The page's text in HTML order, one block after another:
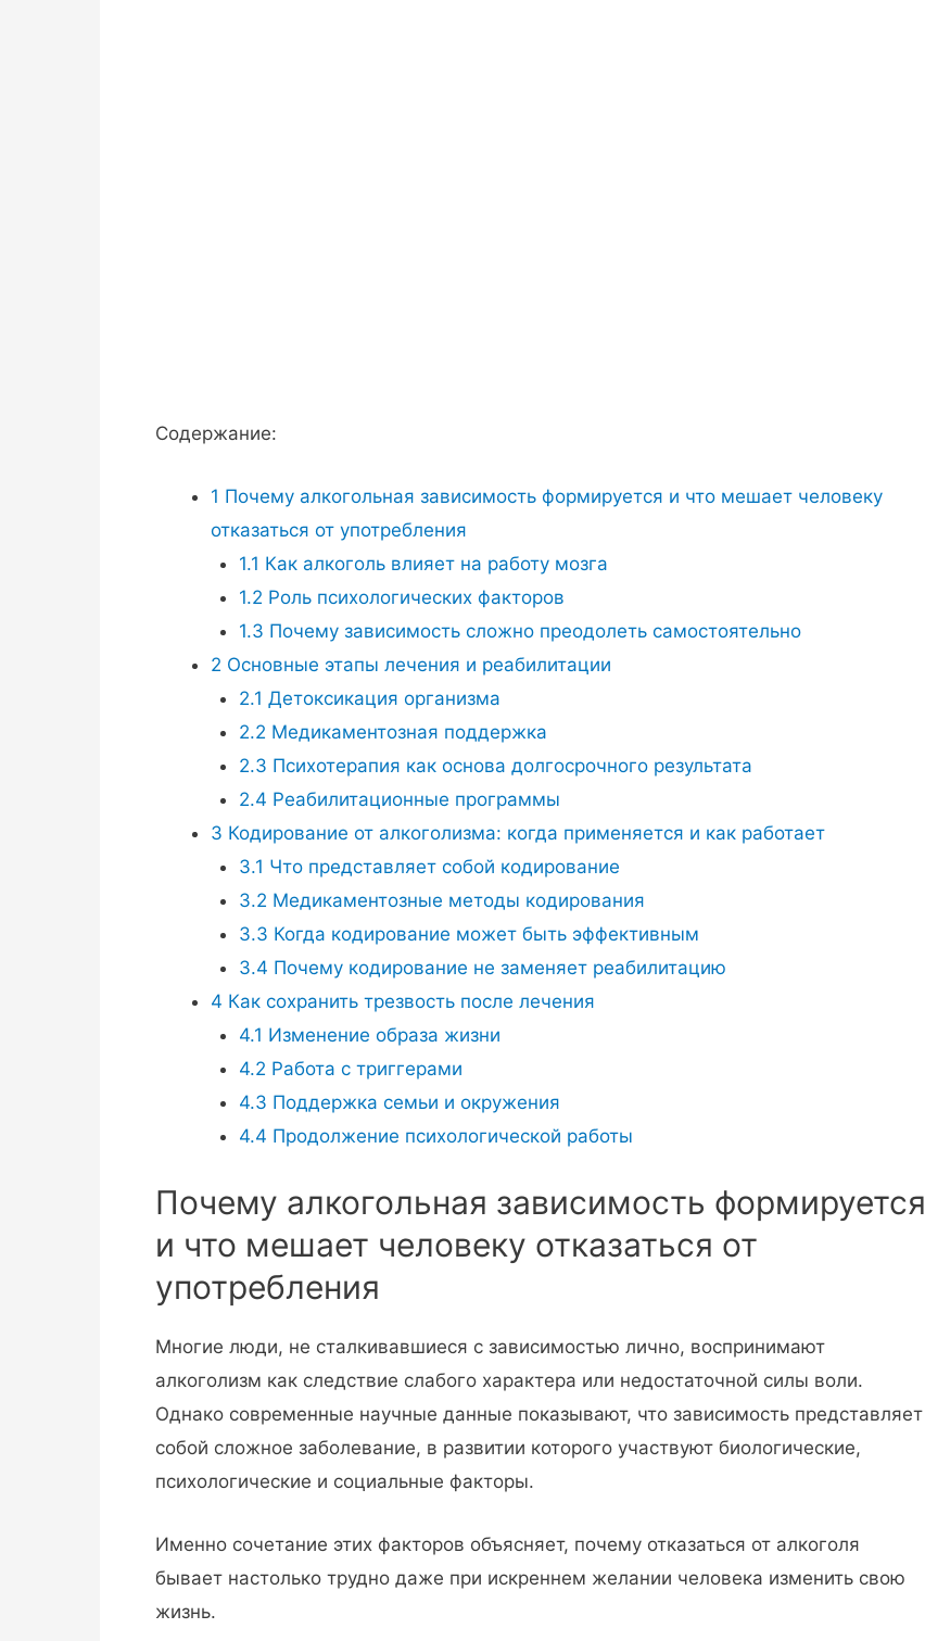
Содержание:
1 Почему алкогольная зависимость формируется и что мешает человеку
отказаться от употребления
1.1 Как алкоголь влияет на работу мозга
1.2 Роль психологических факторов
1.3 Почему зависимость сложно преодолеть самостоятельно
2 Основные этапы лечения и реабилитации
2.1 Детоксикация организма
2.2 Медикаментозная поддержка
2.3 Психотерапия как основа долгосрочного результата
2.4 Реабилитационные программы
3 Кодирование от алкоголизма: когда применяется и как работает
3.1 Что представляет собой кодирование
3.2 Медикаментозные методы кодирования
3.3 Когда кодирование может быть эффективным
3.4 Почему кодирование не заменяет реабилитацию
4 Как сохранить трезвость после лечения
4.1 Изменение образа жизни
4.2 Работа с триггерами
4.3 Поддержка семьи и окружения
4.4 Продолжение психологической работы
Почему алкогольная зависимость формируется
и что мешает человеку отказаться от
употребления
Многие люди, не сталкивавшиеся с зависимостью лично, воспринимают
алкоголизм как следствие слабого характера или недостаточной силы воли.
Однако современные научные данные показывают, что зависимость представляет
собой сложное заболевание, в развитии которого участвуют биологические,
психологические и социальные факторы.
Именно сочетание этих факторов объясняет, почему отказаться от алкоголя
бывает настолько трудно даже при искреннем желании человека изменить свою
жизнь.